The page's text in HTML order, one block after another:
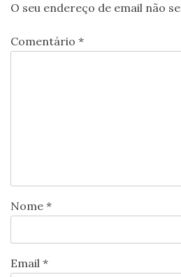
O seu endereço de email não
Comentário *
Nome *
Email *